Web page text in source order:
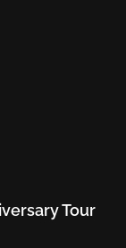
Tour